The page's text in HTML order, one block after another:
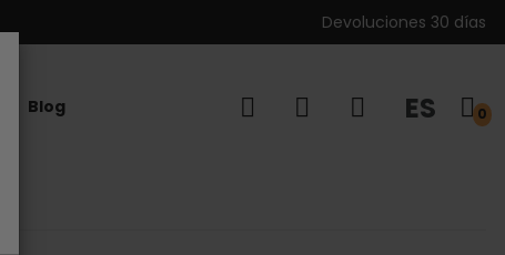
Devoluciones 30 días
Blog ES 0